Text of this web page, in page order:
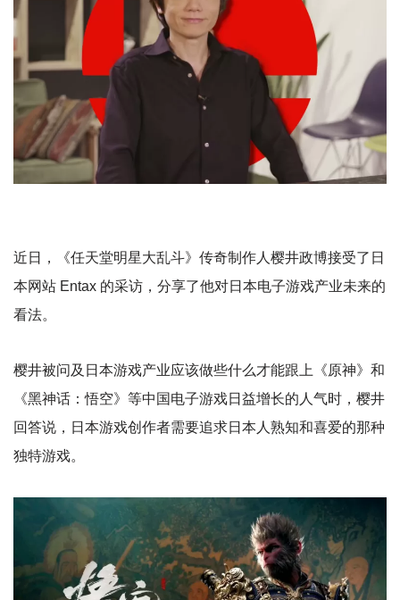
近日，《任天堂明星大乱斗》传奇制作人樱井政博接受了日
本网站 Entax 的采访，分享了他对日本电子游戏产业未来的
看法。
樱井被问及日本游戏产业应该做些什么才能跟上《原神》和
《黑神话：悟空》等中国电子游戏日益增长的人气时，樱井
回答说，日本游戏创作者需要追求日本人熟知和喜爱的那种
独特游戏。